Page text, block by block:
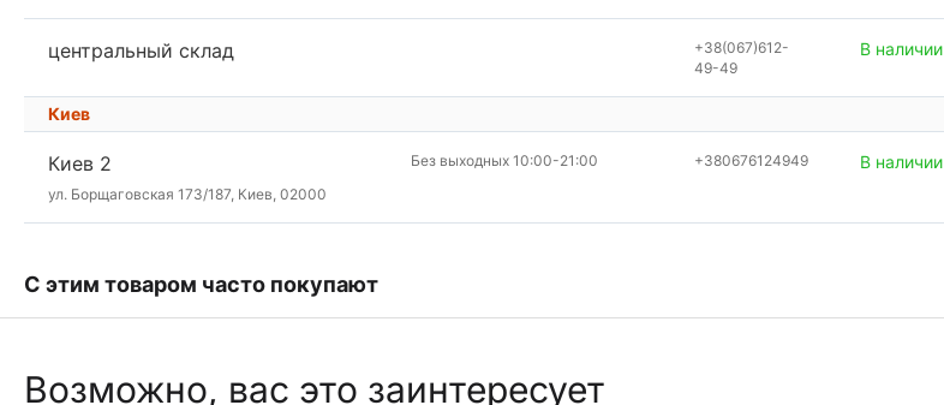
центральный склад
+38(067)612-
49-49
В наличии
Киев
Киев 2
ул. Борщаговская 173/187, Киев, 02000
Без выходных 10:00-21:00 +380676124949 В наличии
С этим товаром часто покупают
Возможно, вас это заинтересует